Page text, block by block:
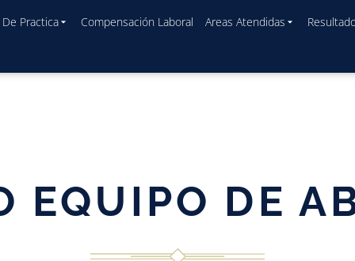
Practica Compensación Laboral Areas Atendidas
EQUIPO DE